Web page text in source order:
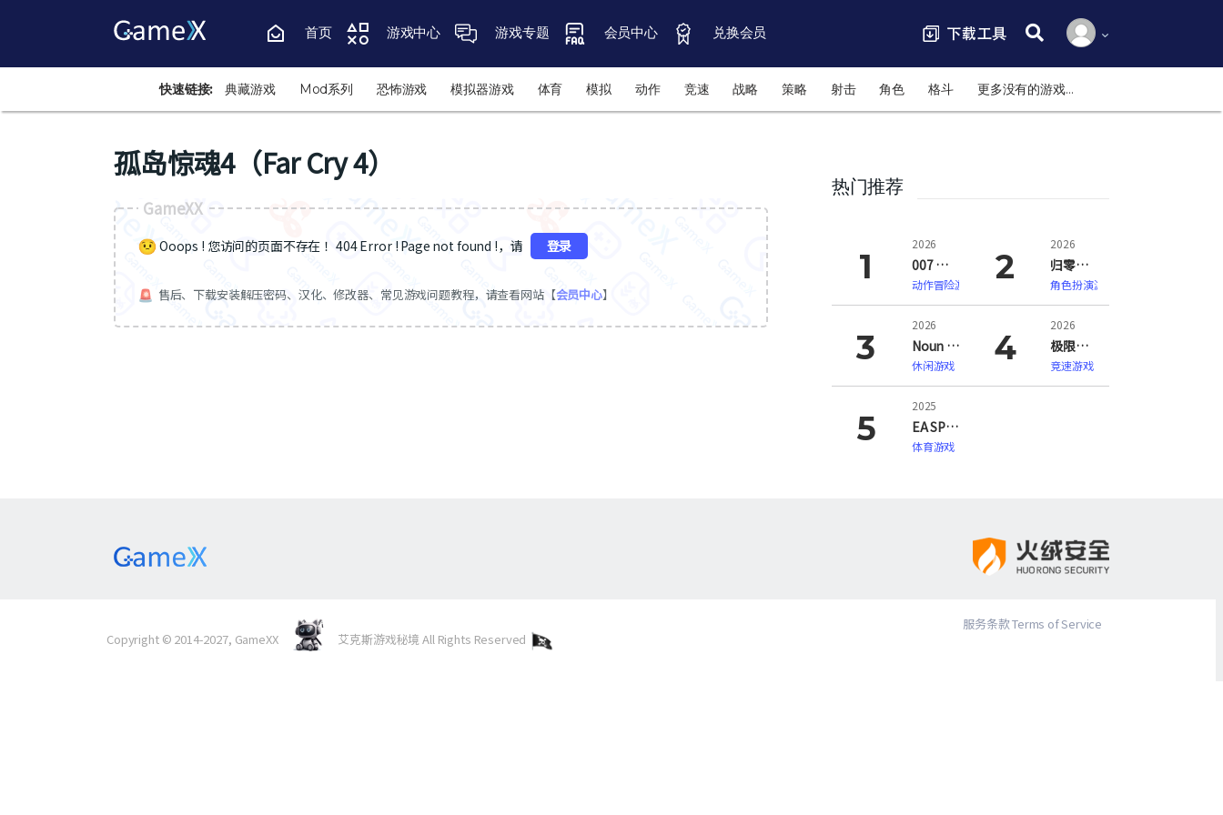
首页 游戏中心 游戏专题 会员中心 兑换会员
搜索:
快速链接: 典藏游戏 Mod系列 恐怖游戏 模拟器游戏 体育 模拟 动作 竞速 战略 策略 射击 角色 格斗 更多没有的游戏…
孤岛惊魂4（Far Cry 4）
GameXX
Ooops ! 您访问的页面不存在 ！404 Error ! Page not found !，请 登录
售后、下载安装解压密码、汉化、修改器、常见游戏问题教程，请查看网站【会员中心】
热门推荐
2026
007 初露锋芒（007 First Light）
动作冒险游戏
2026
归零巡礼：亡谍镇魂曲（ZERO PARADES: For Dead Spies）
角色扮演游戏
2026
Noun Town 语言学习（Noun Town Language Learning）
休闲游戏
2026
极限竞速：地平线6（Forza Horizon 6）
竞速游戏
2025
EA SPORTS FC 26
体育游戏
Copyright © 2014-2027, GameXX 艾克斯游戏秘境 All Rights Reserved
服务条款 Terms of Service